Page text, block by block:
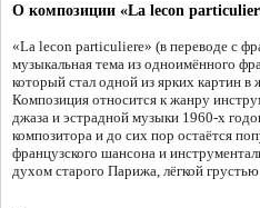
О композиции «La lecon
«La lecon particuliere» (в переводе с
музыкальная тема из одноимённого
который стал одной из ярких картин
Композиция относится к жанру
джаза и эстрадной музыки 1960-х
композитора и до сих пор остаётся
французского шансона и
духом старого Парижа, лёгкой